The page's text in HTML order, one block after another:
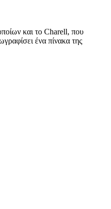
και το Charell, που
ένα πίνακα της